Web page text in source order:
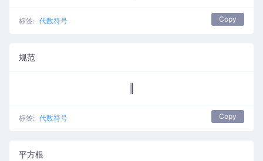
标签: 代数符号 Copy
规范
标签: 代数符号 Copy
平方根